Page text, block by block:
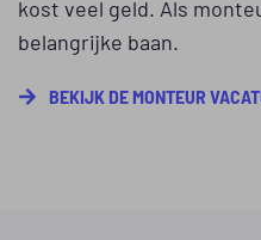
kost veel geld. Als
belangrijke baan.
BEKIJK DE MONTEUR